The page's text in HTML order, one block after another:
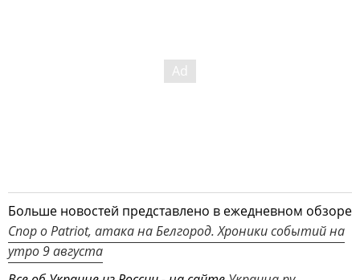
Больше новостей представлено в ежедневном обзоре
Спор о Patriot, атака на Белгород. Хроники событий на
утро 9 августа